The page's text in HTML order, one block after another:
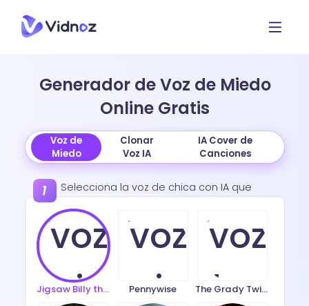
Generador de Voz de Miedo
Online Gratis
Voz de
Miedo
Clonar
Voz IA
IA Cover de
Canciones
Selecciona la voz de chica con IA que
desees
Jigsaw Billy the puppet Pennywise The Grady Twins